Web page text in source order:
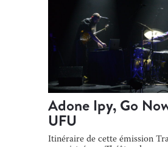
Adone Ipy, Go
UFU
Itinéraire de cette émission